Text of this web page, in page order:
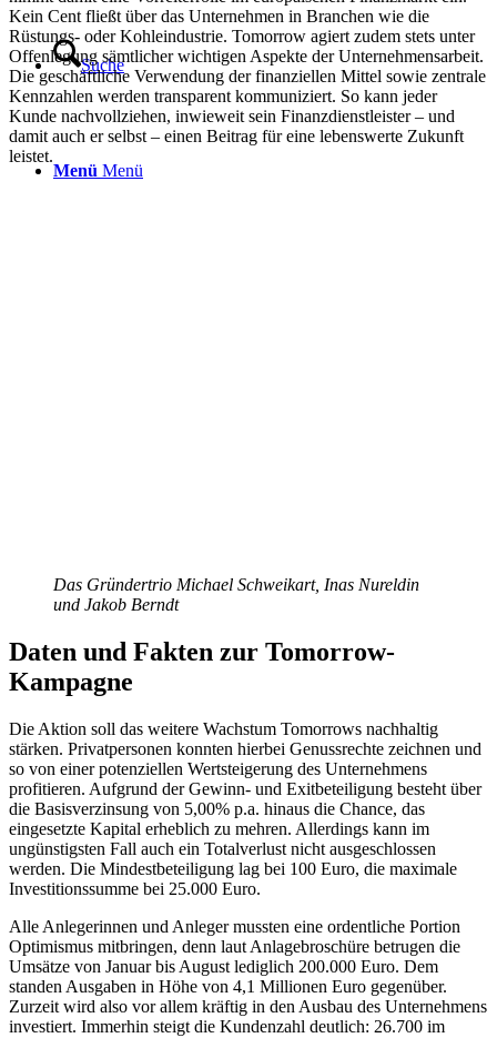
Suche
Menü Menü
Kein Cent fließt über das Unternehmen in Branchen wie die
Rüstungs- oder Kohleindustrie. Tomorrow agiert zudem stets unter
Offenlegung sämtlicher wichtigen Aspekte der Unternehmensarbeit.
Die geschäftliche Verwendung der finanziellen Mittel sowie zentrale
Kennzahlen werden transparent kommuniziert. So kann jeder
Kunde nachvollziehen, inwieweit sein Finanzdienstleister – und
damit auch er selbst – einen Beitrag für eine lebenswerte Zukunft
leistet.
Das Gründertrio Michael Schweikart, Inas Nureldin
und Jakob Berndt
Daten und Fakten zur Tomorrow-
Kampagne
Die Aktion soll das weitere Wachstum Tomorrows nachhaltig
stärken. Privatpersonen konnten hierbei Genussrechte zeichnen und
so von einer potenziellen Wertsteigerung des Unternehmens
profitieren. Aufgrund der Gewinn- und Exitbeteiligung besteht über
die Basisverzinsung von 5,00% p.a. hinaus die Chance, das
eingesetzte Kapital erheblich zu mehren. Allerdings kann im
ungünstigsten Fall auch ein Totalverlust nicht ausgeschlossen
werden. Die Mindestbeteiligung lag bei 100 Euro, die maximale
Investitionssumme bei 25.000 Euro.
Alle Anlegerinnen und Anleger mussten eine ordentliche Portion
Optimismus mitbringen, denn laut Anlagebroschüre betrugen die
Umsätze von Januar bis August lediglich 200.000 Euro. Dem
standen Ausgaben in Höhe von 4,1 Millionen Euro gegenüber.
Zurzeit wird also vor allem kräftig in den Ausbau des Unternehmens
investiert. Immerhin steigt die Kundenzahl deutlich: 26.700 im